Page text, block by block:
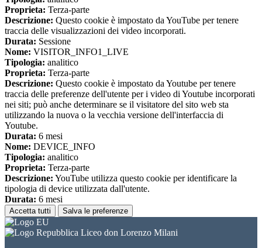
Proprieta: Terza-parte
Descrizione: Questo cookie è impostato da YouTube per tenere
traccia delle visualizzazioni dei video incorporati.
Durata: Sessione
Nome: VISITOR_INFO1_LIVE
Tipologia: analitico
Proprieta: Terza-parte
Descrizione: Questo cookie è impostato da Youtube per tenere
traccia delle preferenze dell'utente per i video di Youtube incorporati
nei siti; può anche determinare se il visitatore del sito web sta
utilizzando la nuova o la vecchia versione dell'interfaccia di
Youtube.
Durata: 6 mesi
Nome: DEVICE_INFO
Tipologia: analitico
Proprieta: Terza-parte
Descrizione: YouTube utilizza questo cookie per identificare la
tipologia di device utilizzata dall'utente.
Durata: 6 mesi
Accetta tutti Salva le preferenze
Liceo don Lorenzo Milani